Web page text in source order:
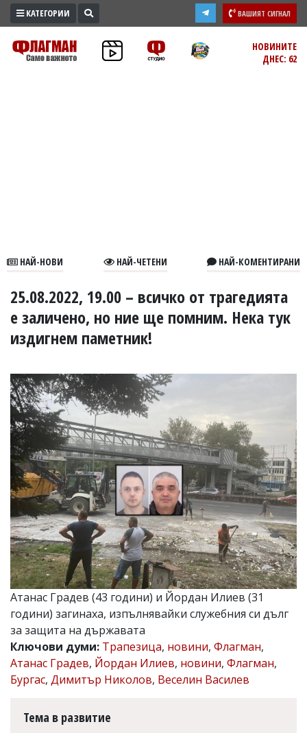
ПРОМО
ЗОНА
В
УКРАЙНА
СПОРТ
БИЗНЕС
ЮГ
Управители:
Веселин
Василев,
email:
v.vasilev@flagman.bg
Катя
Касабова,
еmail:k.kassabova@flagman.bg
Главен
редактор:
Иван
Колев,
email:
office@flagman.bg
Коментарите
под
статиите
се
въвеждат
КАТЕГОРИИ ВАШИЯТ СИГНАЛ
НОВИНИТЕ
ДНЕС: 62
НАЙ-НОВИ НАЙ-ЧЕТЕНИ НАЙ-КОМЕНТИРАНИ
25.08.2022, 19.00 – всичко от трагедията
е заличено, но ние ще помним. Нека тук
издигнем паметник!
Атанас Градев (43 години) и Йордан Илиев (31
години) загинаха, изпълнявайки служебния си дълг
за защита на държавата
Ключови думи: Трапезица, новини, Флагман,
Атанас Градев, Йордан Илиев, новини, Флагман,
Бургас, Димитър Николов, Веселин Василев
Тема в развитие